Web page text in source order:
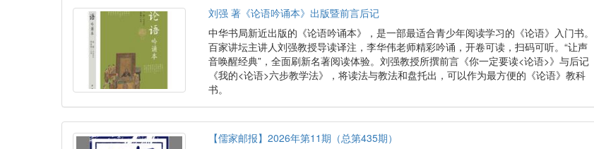
刘强 著《论语吟诵本》出版暨前言后记
中华书局新近出版的《论语吟诵本》，是一部最适合青少年阅读学习的《论语》入门书。
百家讲坛主讲人刘强教授导读译注，李华伟老师精彩吟诵，开卷可读，扫码可听。“让声
音唤醒经典”，全面刷新名著阅读体验。刘强教授所撰前言《你一定要读<论语>》与后记
《我的<论语>六步教学法》，将读法与教法和盘托出，可以作为最方便的《论语》教科
书。
【儒家邮报】2026年第11期（总第435期）